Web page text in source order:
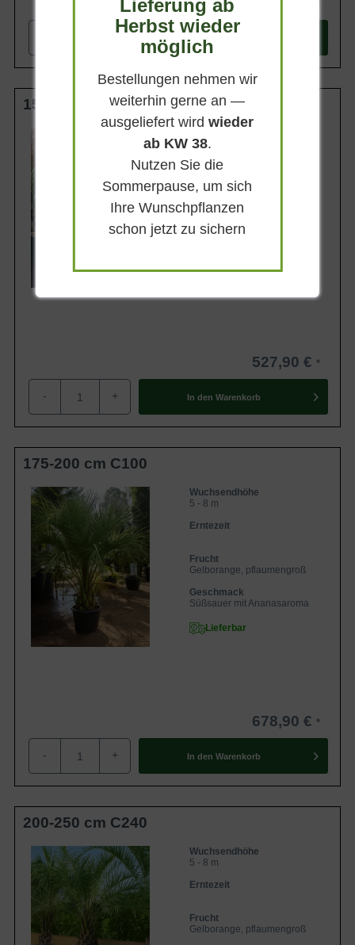
+ In den
150-175 cm C70
5 - 8 m
Erntezeit
Frucht
Gelborange, pflaumengroß
Geschmack
Lieferbar
527,90 €
- + In den Warenkorb
175-200 cm C100
Wuchsendhöhe
5 - 8 m
Erntezeit
Frucht
Gelborange, pflaumengroß
Geschmack
Süßsauer mit Ananasaroma
Lieferbar
678,90 €
- + In den Warenkorb
200-250 cm C240
Wuchsendhöhe
5 - 8 m
Erntezeit
Frucht
Gelborange, pflaumengroß
Lieferung ab
Herbst wieder
möglich
Bestellungen nehmen wir
weiterhin gerne an —
ausgeliefert wirdwieder
ab KW 38.
Nutzen Sie die
Sommerpause, um sich
Ihre Wunschpflanzen
schon jetzt zu sichern